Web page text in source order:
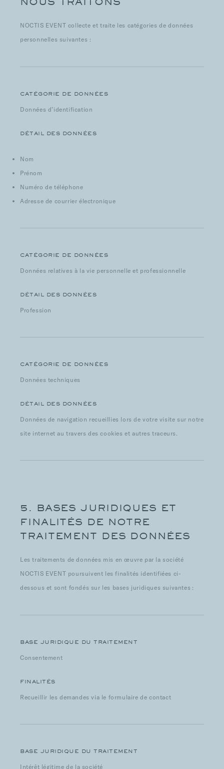
NOCTIS EVENT collecte et traite les catégories de données
personnelles suivantes :
CATÉGORIE DE DONNÉES
Données d’identification
DÉTAIL DES DONNÉES
Nom
Prénom
Numéro de téléphone
Adresse de courrier électronique
CATÉGORIE DE DONNÉES
Données relatives à la vie personnelle et professionnelle
DÉTAIL DES DONNÉES
Profession
CATÉGORIE DE DONNÉES
Données techniques
DÉTAIL DES DONNÉES
Données de navigation recueillies lors de votre visite sur notre
site internet au travers des cookies et autres traceurs.
5. BASES JURIDIQUES ET
FINALITÉS DE NOTRE
TRAITEMENT DES DONNÉES
Les traitements de données mis en œuvre par la société
NOCTIS EVENT poursuivent les finalités identifiées ci-
dessous et sont fondés sur les bases juridiques suivantes :
BASE JURIDIQUE DU TRAITEMENT
Consentement
FINALITÉS
Recueillir les demandes via le formulaire de contact
BASE JURIDIQUE DU TRAITEMENT
Intérêt légitime de la société